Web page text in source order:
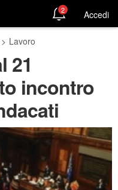
2 Accedi
> Lavoro
21
incontro